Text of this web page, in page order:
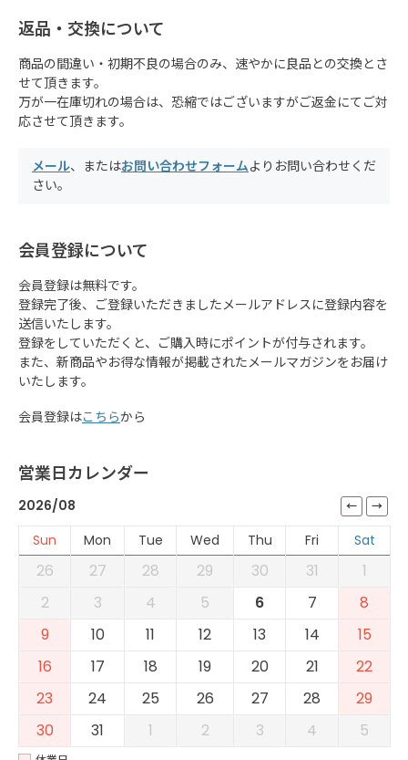
返品・交換について
商品の間違い・初期不良の場合のみ、速やかに良品との交換とさ
せて頂きます。
万が一在庫切れの場合は、恐縮ではございますがご返金にてご対
応させて頂きます。
メール、またはお問い合わせフォームよりお問い合わせくだ
さい。
会員登録について
会員登録は無料です。
登録完了後、ご登録いただきましたメールアドレスに登録内容を
送信いたします。
登録をしていただくと、ご購入時にポイントが付与されます。
また、新商品やお得な情報が掲載されたメールマガジンをお届け
いたします。
会員登録はこちらから
営業日カレンダー
2026/08
Sun
Mon Tue Wed Thu Fri Sat
26 27 28 29 30 31
1
2
3 4 5 6 7
8
9
10 11 12 13 14
15
16
17 18 19 20 21
22
23
24 25 26 27 28
29
30
31 1 2 3 4 5